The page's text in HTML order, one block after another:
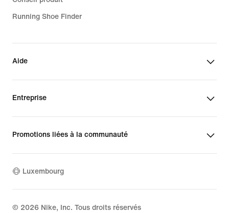
Running Shoe Finder
Aide
Entreprise
Promotions liées à la communauté
Luxembourg
© 2026 Nike, Inc. Tous droits réservés